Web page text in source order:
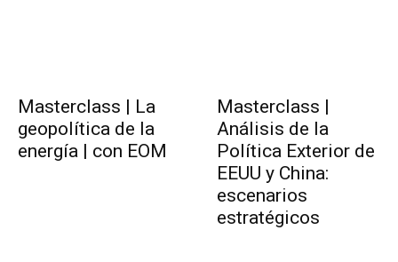
Masterclass | La
geopolítica de la
energía | con EOM
Masterclass |
Análisis de la
Política Exterior de
EEUU y China:
escenarios
estratégicos